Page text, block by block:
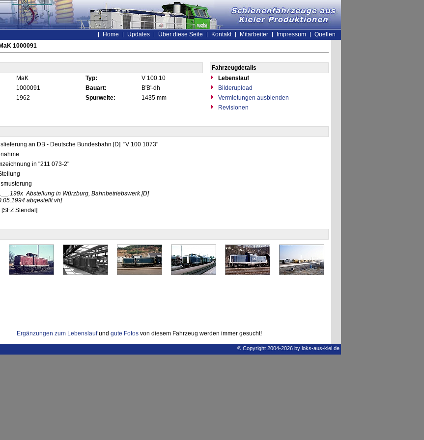
Home Updates Über diese Seite Kontakt Mitarbeiter Impressum
Quellen
1000091
Fahrzeugdetails
MaK Typ: V 100.10
Lebenslauf
1000091 Bauart: B'B'-dh
Bilderupload
1962 Spurweite: 1435 mm
Vermietungen ausblenden
Revisionen
an DB - Deutsche Bundesbahn [D] "V 100 1073"
in "211 073-2"
Abstellung in Würzburg, Bahnbetriebswerk [D]
abgestellt vh]
[SFZ Stendal]
Ergänzungen zum Lebenslaufund gute Fotos von diesem Fahrzeug werden immer gesucht!
© Copyright 2004-2026 by loks-aus-kiel.de